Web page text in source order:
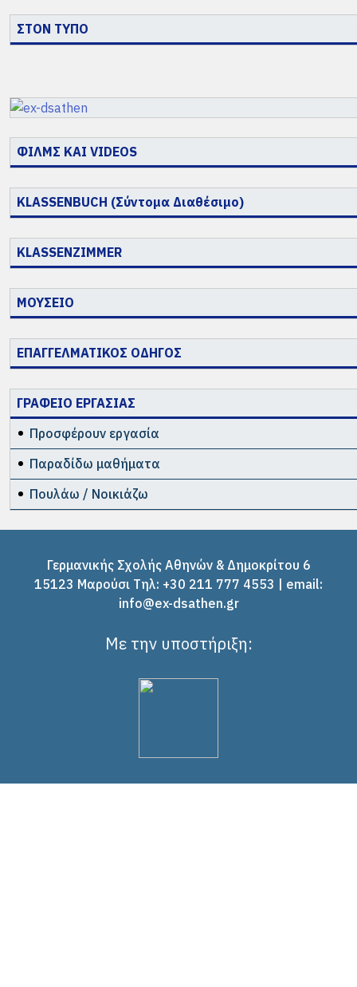
ΣΤΟΝ ΤΥΠΟ
ΦΙΛΜΣ ΚΑΙ VIDEOS
KLASSENBUCH (Σύντομα Διαθέσιμο)
KLASSENZIMMER
ΜΟΥΣΕΙΟ
ΕΠΑΓΓΕΛΜΑΤΙΚΟΣ ΟΔΗΓΟΣ
ΓΡΑΦΕΙΟ ΕΡΓΑΣΙΑΣ
Προσφέρουν εργασία
Παραδίδω μαθήματα
Πουλάω / Νοικιάζω
Γερμανικής Σχολής Αθηνών & Δημοκρίτου 6
15123 Μαρούσι Tηλ: +30 211 777 4553 | email:
info@ex-dsathen.gr
Με την υποστήριξη: